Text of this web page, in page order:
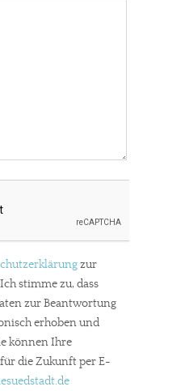
zur
stimme zu, dass
zur Beantwortung
erhoben und
können Ihre
die Zukunft per E-